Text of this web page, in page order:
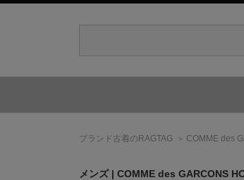
ブランド古着のRAGTAG COMME des
メンズ | COMME des GARCONS